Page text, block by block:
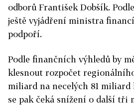
odborů František Dobšík.
ještě vyjádření ministra
podpoří.
Podle finančních výhledů by
klesnout rozpočet
miliard na necelých 81 miliard
se pak čeká snížení o další tři